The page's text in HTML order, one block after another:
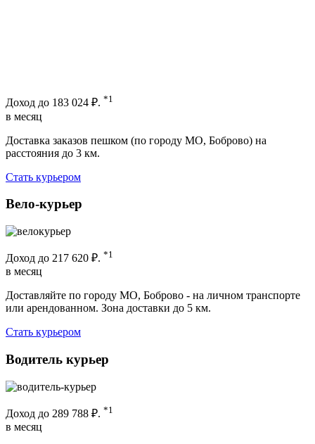
Доход до 183 024 ₽. *1
в месяц
Доставка заказов пешком (по городу МО, Боброво) на
расстояния до 3 км.
Стать курьером
Вело-курьер
Доход до 217 620 ₽. *1
в месяц
Доставляйте по городу МО, Боброво - на личном транспорте
или арендованном. Зона доставки до 5 км.
Стать курьером
Водитель курьер
Доход до 289 788 ₽. *1
в месяц